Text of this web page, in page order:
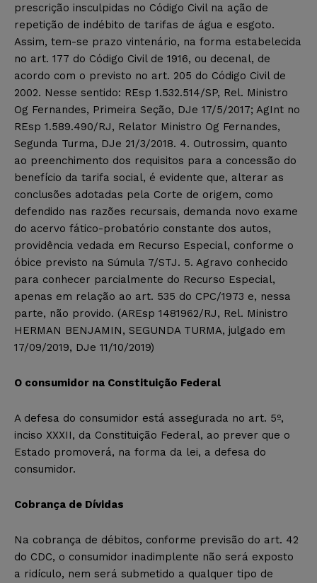
prescrição insculpidas no Código Civil na ação de
repetição de indébito de tarifas de água e esgoto.
Assim, tem-se prazo vintenário, na forma estabelecida
no art. 177 do Código Civil de 1916, ou decenal, de
acordo com o previsto no art. 205 do Código Civil de
2002. Nesse sentido: REsp 1.532.514/SP, Rel. Ministro
Og Fernandes, Primeira Seção, DJe 17/5/2017; AgInt no
REsp 1.589.490/RJ, Relator Ministro Og Fernandes,
Segunda Turma, DJe 21/3/2018. 4. Outrossim, quanto
ao preenchimento dos requisitos para a concessão do
benefício da tarifa social, é evidente que, alterar as
conclusões adotadas pela Corte de origem, como
defendido nas razões recursais, demanda novo exame
do acervo fático-probatório constante dos autos,
providência vedada em Recurso Especial, conforme o
óbice previsto na Súmula 7/STJ. 5. Agravo conhecido
para conhecer parcialmente do Recurso Especial,
apenas em relação ao art. 535 do CPC/1973 e, nessa
parte, não provido. (AREsp 1481962/RJ, Rel. Ministro
HERMAN BENJAMIN, SEGUNDA TURMA, julgado em
17/09/2019, DJe 11/10/2019)
O consumidor na Constituição Federal
A defesa do consumidor está assegurada no art. 5º,
inciso XXXII, da Constituição Federal, ao prever que o
Estado promoverá, na forma da lei, a defesa do
consumidor.
Cobrança de Dívidas
Na cobrança de débitos, conforme previsão do art. 42
do CDC, o consumidor inadimplente não será exposto
a ridículo, nem será submetido a qualquer tipo de